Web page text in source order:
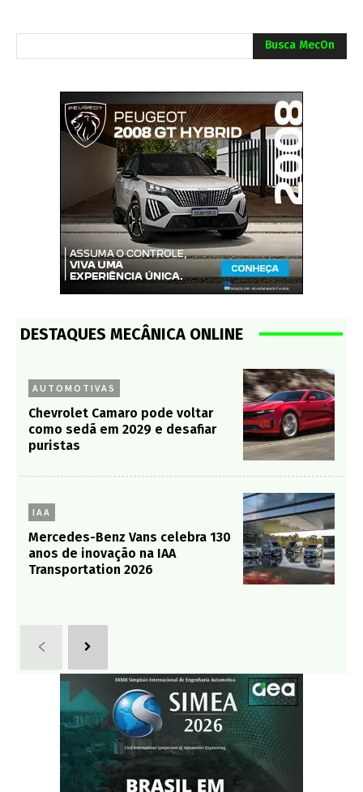
Busca MecOn
DESTAQUES MECÂNICA ONLINE
AUTOMOTIVAS
Chevrolet Camaro pode voltar
como sedã em 2029 e desafiar
puristas
IAA
Mercedes-Benz Vans celebra 130
anos de inovação na IAA
Transportation 2026